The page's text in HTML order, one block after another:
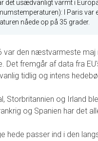
det usædvanligt varmt i
I Paris var
nåede op på 35 grader.
var den næstvarmeste maj
Det fremgår af data fra
tidlig og intens
Storbritannien og Irland
og Spanien har det
hede passer ind i den